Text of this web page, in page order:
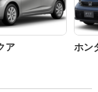
ア ホン